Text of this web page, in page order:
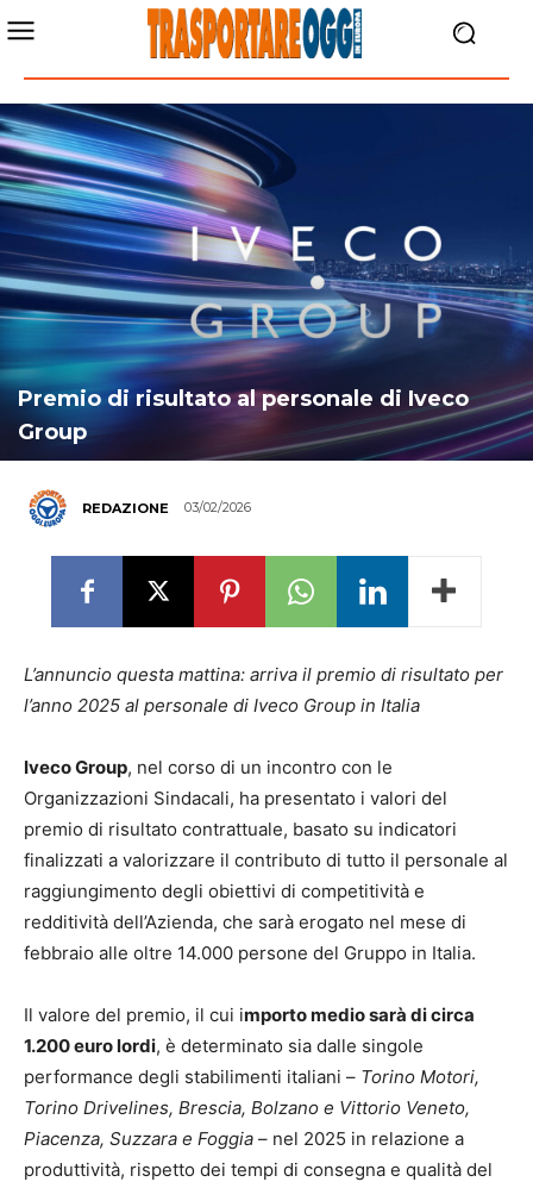
Premio di risultato al personale di Iveco
Group
REDAZIONE 03/02/2026
L’annuncio questa mattina: arriva il premio di risultato per
l’anno 2025 al personale di Iveco Group in Italia
Iveco Group, nel corso di un incontro con le
Organizzazioni Sindacali, ha presentato i valori del
premio di risultato contrattuale, basato su indicatori
finalizzati a valorizzare il contributo di tutto il personale al
raggiungimento degli obiettivi di competitività e
redditività dell’Azienda, che sarà erogato nel mese di
febbraio alle oltre 14.000 persone del Gruppo in Italia.
Il valore del premio, il cui importo medio sarà di circa
1.200 euro lordi, è determinato sia dalle singole
performance degli stabilimenti italiani – Torino Motori,
Torino Drivelines, Brescia, Bolzano e Vittorio Veneto,
Piacenza, Suzzara e Foggia – nel 2025 in relazione a
produttività, rispetto dei tempi di consegna e qualità del